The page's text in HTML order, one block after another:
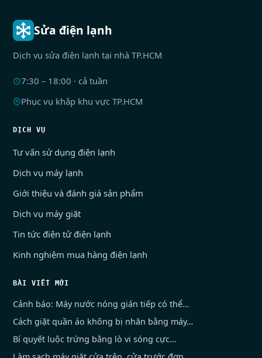
Sửa điện lạnh
Dịch vụ sửa điện lạnh tại nhà TP.HCM
7:30 – 18:00 · cả tuần
Phục vụ khắp khu vực TP.HCM
DỊCH VỤ
Tư vấn sử dụng điện lạnh
Dịch vụ máy lạnh
Giới thiệu và đánh giá sản phẩm
Dịch vụ máy giặt
Tin tức điện tử điện lạnh
Kinh nghiệm mua hàng điện lạnh
BÀI VIẾT MỚI
Cảnh báo: Máy nước nóng gián tiếp có thể…
Cách giặt quần áo không bị nhăn bằng máy…
Bí quyết luộc trứng bằng lò vi sóng cực…